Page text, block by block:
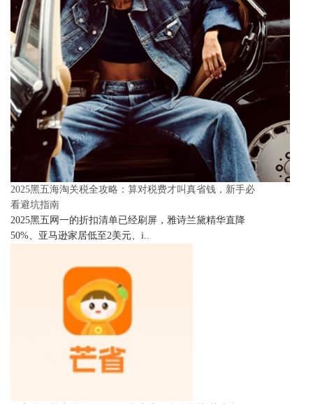
2025黑五海淘关税全攻略：算对税费才叫真省钱，新手必
看避坑指南
2025黑五网一的折扣清单已经刷屏，雅诗兰黛精华直降
50%、亚马逊家居低至2美元、i..